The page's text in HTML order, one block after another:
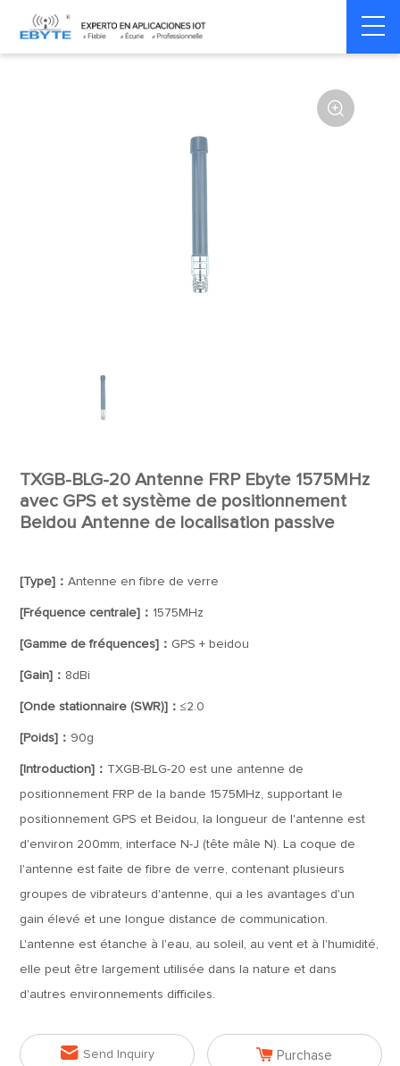
Home > Accessoires > Antenna

TXGB-BLG-20 Antenne FRP Ebyte 1575MHz
avec GPS et système de positionnement
Beidou Antenne de localisation passive
[Type]：Antenne en fibre de verre
[Fréquence centrale]： 1575MHz
[Gamme de fréquences]： GPS + beidou
[Gain]： 8dBi
[Onde stationnaire (SWR)]：≤2.0
[Poids]： 90g
[Introduction]： TXGB-BLG-20 est une antenne de
positionnement FRP de la bande 1575MHz, supportant le
positionnement GPS et Beidou, la longueur de l'antenne est
d'environ 200mm, interface N-J (tête mâle N). La coque de
l'antenne est faite de fibre de verre, contenant plusieurs
groupes de vibrateurs d'antenne, qui a les avantages d'un
gain élevé et une longue distance de communication.
L'antenne est étanche à l'eau, au soleil, au vent et à l'humidité,
elle peut être largement utilisée dans la nature et dans
d'autres environnements difficiles.
 Send Inquiry  Purchase